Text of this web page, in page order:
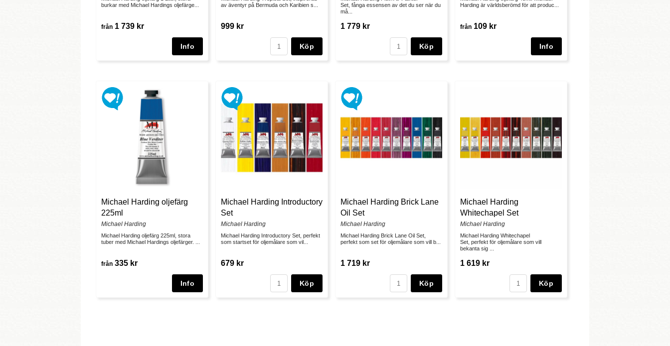
burkar med Michael Hardings oljefärge...
från 1 739 kr
av äventyr på Bermuda och Karibien s...
999 kr
Köp
Set, fånga essensen av det du ser när du
må...
1 779 kr
Köp
Harding är världsberömd för att produc...
från 109 kr
Michael Harding oljefärg
225ml
Michael Harding
Michael Harding oljefärg 225ml, stora
tuber med Michael Hardings oljefärger. ...
från 335 kr
Michael Harding Introductory
Set
Michael Harding
Michael Harding Introductory Set, perfekt
som startset för oljemålare som vil...
679 kr
Köp
Michael Harding Brick Lane
Oil Set
Michael Harding
Michael Harding Brick Lane Oil Set,
perfekt som set för oljemålare som vill b...
1 719 kr
Köp
Michael Harding
Whitechapel Set
Michael Harding
Michael Harding Whitechapel
Set, perfekt för oljemålare som vill
bekanta sig ...
1 619 kr
Köp